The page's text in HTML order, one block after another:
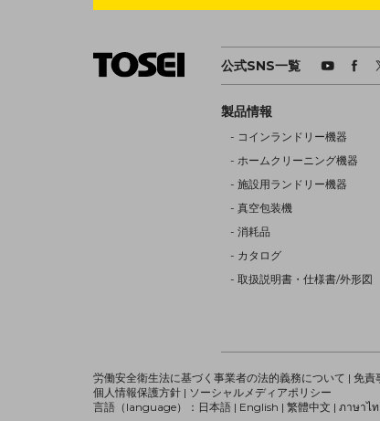
公式SNS一覧
製品情報
- コインランドリー機器
- ホームクリーニング機器
- 施設用ランドリー機器
- 真空包装機
- 消耗品
- カタログ
- 取扱説明書・仕様書/外形図
労働安全衛生法に基づく事業者の法的義務について | 免責
個人情報保護方針 | ソーシャルメディアポリシー
言語（language）： 日本語 | English | 繁體中文 | ภาษาไ